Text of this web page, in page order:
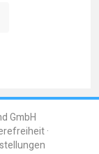
GmbH